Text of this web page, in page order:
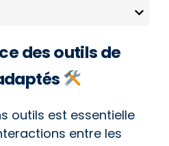
des outils de
outils est essentielle
entre les